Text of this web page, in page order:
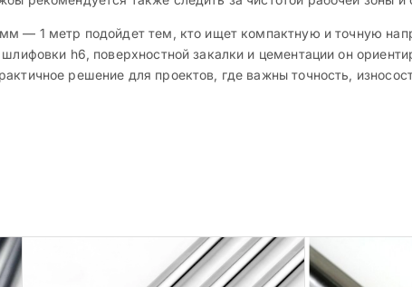
— 1 метр подойдет тем, кто ищет компактную и точную
шлифовки h6, поверхностной закалки и цементации он
решение для проектов, где важны точность,